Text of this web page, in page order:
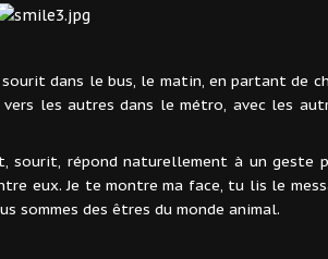
dans le bus, le matin, en partant de
les autres dans le métro, avec les
sourit, répond naturellement à un geste
eux. Je te montre ma face, tu lis le
sommes des êtres du monde animal.